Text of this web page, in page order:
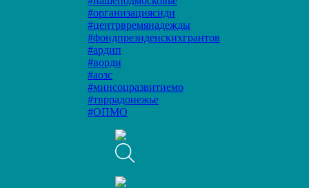
#организациясиди
#центрвремянадежды
#фондпрезиденскихгрантов
#ардип
#ворди
#аозс
#минсоцразвитиемо
#твррадонежье
#ОПМО